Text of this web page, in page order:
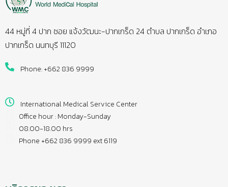
44 หมู่ที่ 4 ปาก ซอย แจ้งวัฒนะ-ปากเกร็ด 24 ตำบล ปากเกร็ด อำเภอ
ปากเกร็ด นนทบุรี 11120
Phone: +662 836 9999
International Medical Service Center
Office hour : Monday-Sunday
08.00-18.00 hrs
Phone +662 836 9999 ext 6119